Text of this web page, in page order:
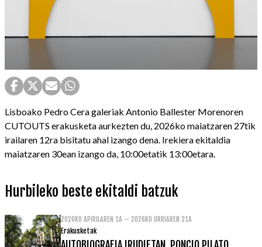
Lisboako Pedro Cera galeriak Antonio Ballester Morenoren
CUTOUTS erakusketa aurkezten du, 2026ko maiatzaren 27tik
irailaren 12ra bisitatu ahal izango dena. Irekiera ekitaldia
maiatzaren 30ean izango da, 10:00etatik 13:00etara.
Hurbileko beste ekitaldi batzuk
2026KO APIRILAREN 1A – 2026KO URRIAREN 31A
Erakusketak